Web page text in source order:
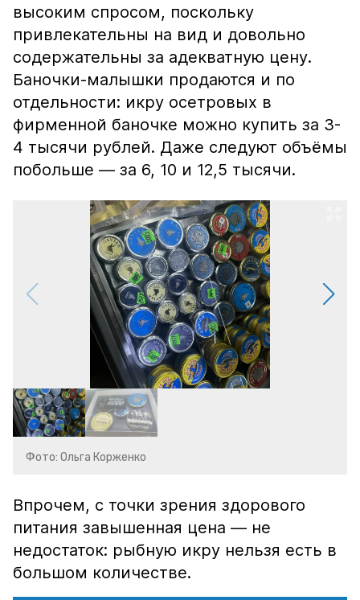
высоким спросом, поскольку
привлекательны на вид и довольно
содержательны за адекватную цену.
Баночки-малышки продаются и по
отдельности: икру осетровых в
фирменной баночке можно купить за 3-
4 тысячи рублей. Даже следуют объёмы
побольше — за 6, 10 и 12,5 тысячи.
Фото: Ольга Корженко
Впрочем, с точки зрения здорового
питания завышенная цена — не
недостаток: рыбную икру нельзя есть в
большом количестве.